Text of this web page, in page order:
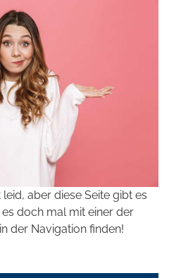
aber diese Seite gibt es
doch mal mit einer der
der Navigation finden!